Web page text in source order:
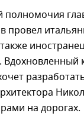
провел
на дорогах.